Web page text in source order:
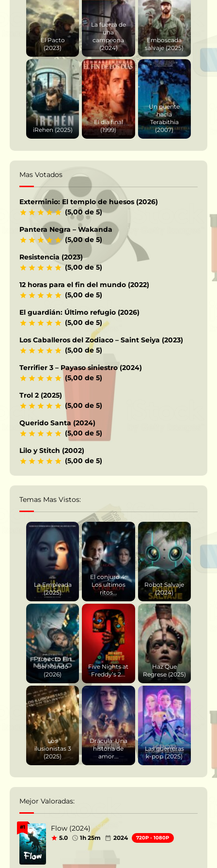
El Pacto
(2023)
La fuerza de
una
campeona
(2024)
Emboscada
salvaje (2025)
iRehen (2025)
El día final
(1999)
Un puente
hacia
Terabithia
(2007)
Mas Votados
Exterminio: El templo de huesos (2026)
(5,00 de 5)
Pantera Negra – Wakanda
(5,00 de 5)
Resistencia (2023)
(5,00 de 5)
12 horas para el fin del mundo (2022)
(5,00 de 5)
El guardián: Último refugio (2026)
(5,00 de 5)
Los Caballeros del Zodiaco – Saint Seiya (2023)
(5,00 de 5)
Terrifier 3 – Payaso siniestro (2024)
(5,00 de 5)
Trol 2 (2025)
(5,00 de 5)
Querido Santa (2024)
(5,00 de 5)
Lilo y Stitch (2002)
(5,00 de 5)
Temas Mas Vistos:
La Empleada
(2025)
El conjuro 4:
Los ultimos
ritos...
Robot Salvaje
(2024)
Proyecto Fin
del Mundo
(2026)
Five Nights at
Freddy’s 2...
Haz Que
Regrese (2025)
Los
ilusionistas 3
(2025)
Drácula: Una
historia de
amor...
Las guerreras
k-pop (2025)
Mejor Valoradas:
#1 Flow (2024)
5.0 1h 25m 2024 720P - 1080P